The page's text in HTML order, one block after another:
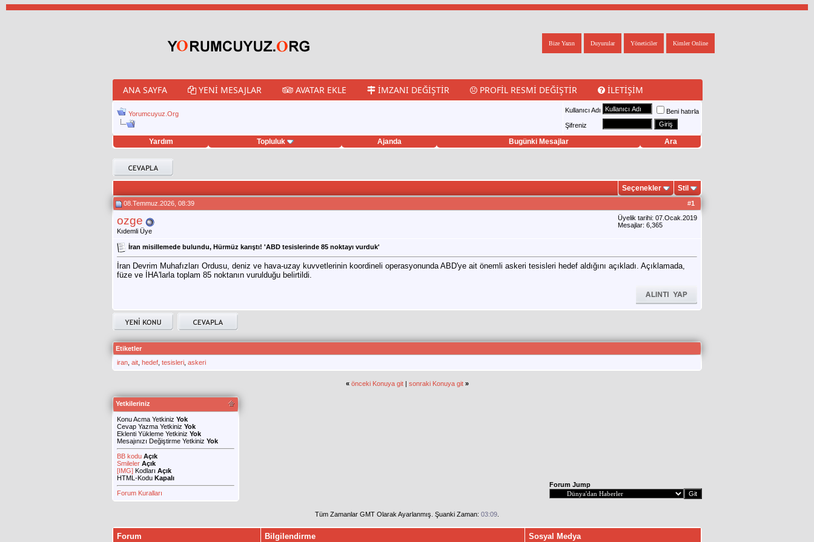
Kimler Online
Yöneticiler
Duyurular
Bize Yazın
ANA SAYFA YENI MESAJLAR AVATAR EKLE İMZANI DEĞIŞTIR PROFIL RESMI DEĞIŞTIR İLETIŞIM
Yorumcuyuz.Org Kullanıcı Adı
Beni hatırla
Şifreniz
Yardım Topluluk Ajanda Bugünki Mesajlar Ara
twitter retweet hilesi
Seçenekler Stil
#1
08.Temmuz.2026, 08:39
ozge
Kıdemli Üye
Üyelik tarihi: 07.Ocak.2019
Mesajlar: 6,365
İran misillemede bulundu, Hürmüz karıştı! 'ABD tesislerinde 85 noktayı vurduk'
İran Devrim Muhafızları Ordusu, deniz ve hava-uzay kuvvetlerinin koordineli operasyonunda ABD'ye ait önemli askeri tesisleri hedef aldığını açıkladı. Açıklamada,
füze ve İHA'larla toplam 85 noktanın vurulduğu belirtildi.
Etiketler
iran ait hedef tesisleri askeri
« önceki Konuya git| sonraki Konuya git »
Yetkileriniz
Konu Acma Yetkiniz Yok
Cevap Yazma Yetkiniz Yok
Eklenti Yükleme Yetkiniz Yok
Mesajınızı Değiştirme Yetkiniz Yok
BB kodu Açık
Smileler Açık
[IMG] Kodları Açık
HTML-Kodu Kapalı
Forum Kuralları
Forum Jump
Tüm Zamanlar GMT Olarak Ayarlanmış. Şuanki Zaman: 03:09
Forum Bilgilendirme Sosyal Medya